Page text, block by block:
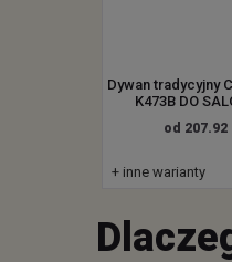
Dywan tradycyjny
K473B DO
od 207.92
+ inne warianty